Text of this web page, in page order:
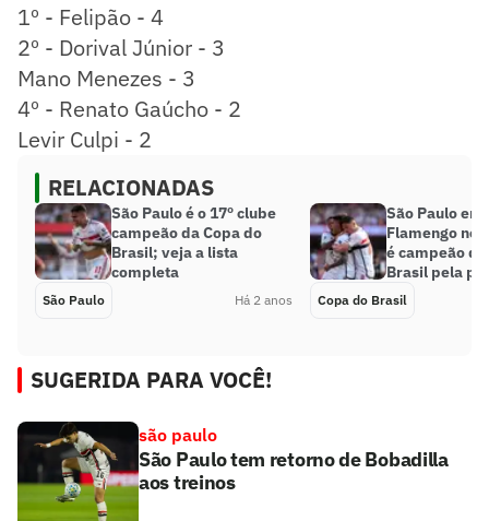
1º - Felipão - 4
2º - Dorival Júnior - 3
Mano Menezes - 3
4º - Renato Gaúcho - 2
Levir Culpi - 2
RELACIONADAS
São Paulo é o 17º clube
campeão da Copa do
Brasil; veja a lista
completa
São Paulo Há 2 anos
São Paulo
Flamengo no
é campeão
Brasil pela
Copa do Brasil
SUGERIDA PARA VOCÊ!
são paulo
São Paulo tem retorno de Bobadilla
aos treinos